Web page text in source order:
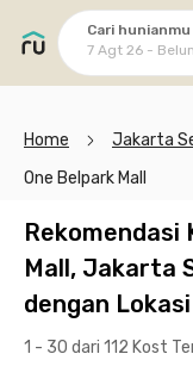
Cari hunianmu
7 Agt 26 -
Home Jakarta
One Belpark Mall
Rekomendasi
Mall, Jakarta
dengan
1 - 30 dari 112 Kost